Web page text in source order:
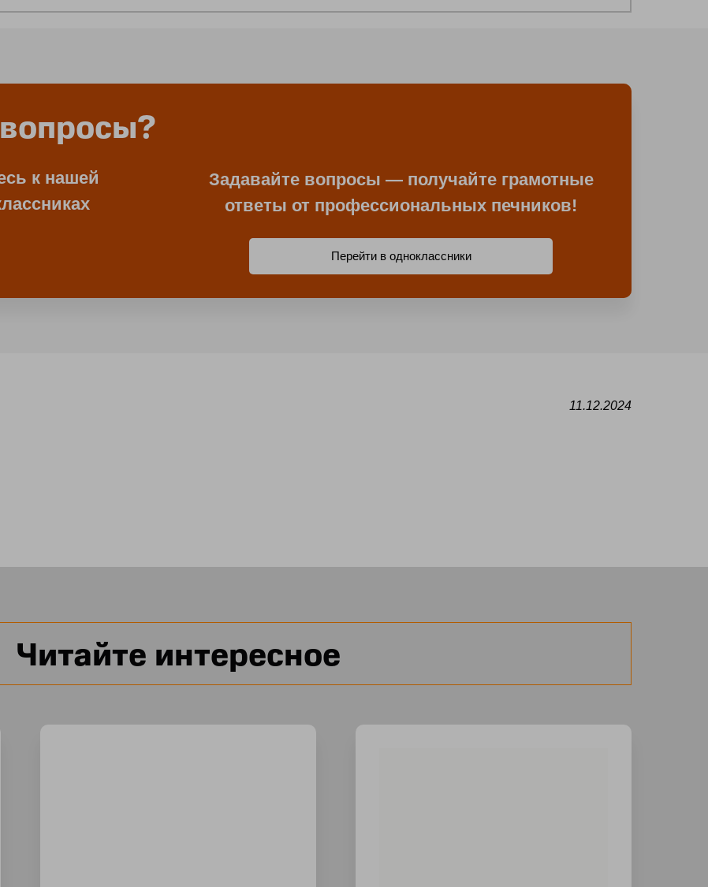
к нашей
Задавайте вопросы — получайте грамотные
ответы от профессиональных печников!
Перейти в одноклассники
11.12.2024
Читайте интересное